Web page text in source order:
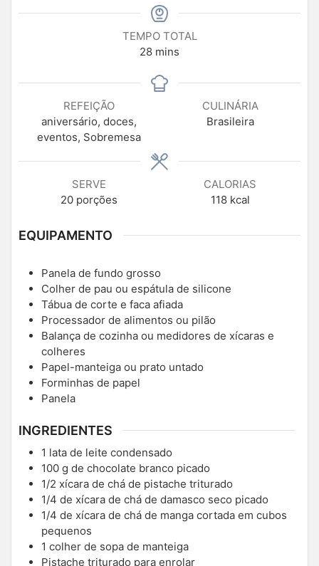
TEMPO TOTAL
28 mins
REFEIÇÃO
aniversário, doces,
eventos, Sobremesa
CULINÁRIA
Brasileira
SERVE
20 porções
CALORIAS
118 kcal
EQUIPAMENTO
Panela de fundo grosso
Colher de pau ou espátula de silicone
Tábua de corte e faca afiada
Processador de alimentos ou pilão
Balança de cozinha ou medidores de xícaras e
colheres
Papel-manteiga ou prato untado
Forminhas de papel
Panela
INGREDIENTES
1 lata de leite condensado
100 g de chocolate branco picado
1/2 xícara de chá de pistache triturado
1/4 de xícara de chá de damasco seco picado
1/4 de xícara de chá de manga cortada em cubos
pequenos
1 colher de sopa de manteiga
Pistache triturado para enrolar